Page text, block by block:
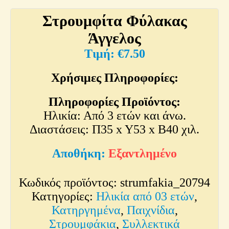
Στρουμφίτα Φύλακας
Άγγελος
€7.50
Χρήσιμες Πληροφορίες:
Πληροφορίες Προϊόντος:
Ηλικία: Από 3 ετών και άνω.
Διαστάσεις: Π35 x Y53 x Β40 χιλ.
Εξαντλημένο
Κωδικός προϊόντος: strumfakia_20794
Κατηγορίες: Ηλικία από 03 ετών,
Κατηργημένα, Παιχνίδια,
Στρουμφάκια, Συλλεκτικά